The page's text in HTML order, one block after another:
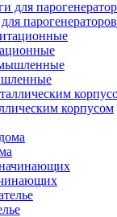
парогенераторов
корпусом